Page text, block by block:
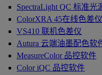
SpectraLight QC 标准光
ColorXRA 45在线色差仪
VS410 联机色差仪
Autura 云端油墨配色软
MeasureColor 品控软件
Color iQC 品控软件